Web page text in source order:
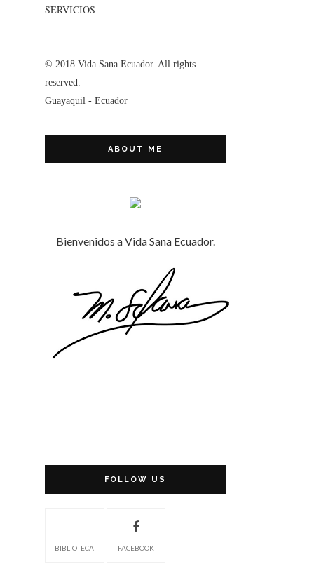
SERVICIOS
© 2018 Vida Sana Ecuador. All rights
reserved.
Guayaquil - Ecuador
ABOUT ME
Bienvenidos a Vida Sana Ecuador.
FOLLOW US
BIBLIOTECA FACEBOOK